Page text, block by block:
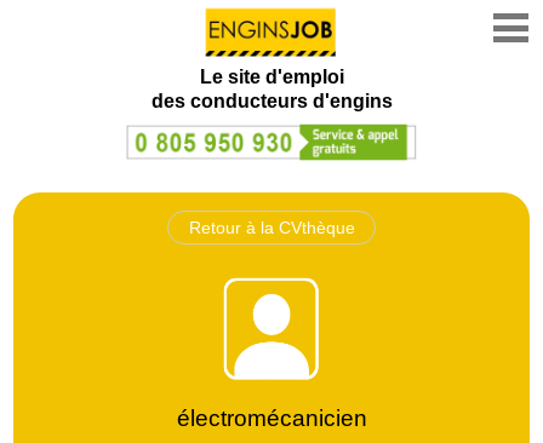
Le site d'emploi
des conducteurs d'engins
Retour à la CVthèque
électromécanicien